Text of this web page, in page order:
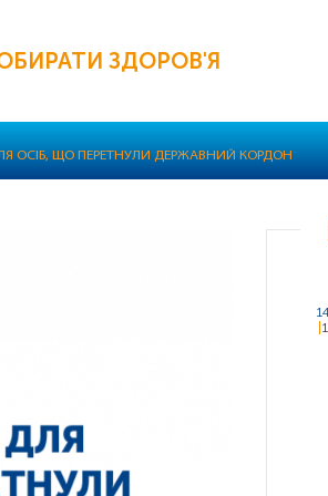
ЗДОРОВ'Я
ОСІБ, ЩО ПЕРЕТНУЛИ ДЕРЖАВНИЙ КОРДОН